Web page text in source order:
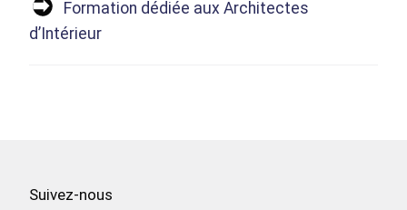
Formation dédiée aux Architectes
d’Intérieur
Suivez-nous